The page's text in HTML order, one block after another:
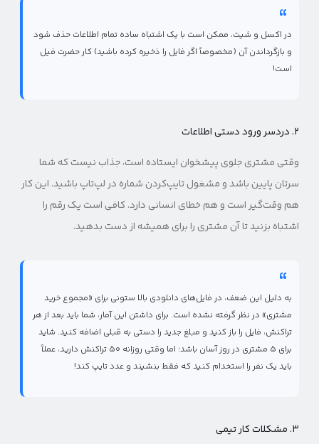
در اکسل و شیت، ممکن است با یک اشتباه ساده تمام اطلاعات حذف شود
و بازگرداندن آن (مخصوصاً اگر فایل را ذخیره کرده باشید) کار حضرت فیل
است!
وقتی مشتری جلوی پیشخوان ایستاده است، جذاب نیست که شما
سرتان پایین باشد و مشغول تایپ‌کردن شماره در لپ‌تاپ باشید. این کار
هم وقت‌گیر است و هم خطای انسانی دارد. کافی است یک رقم را
اشتباه بزنید تا آن مشتری را برای همیشه از دست بدهید.
به دلیل این ضعف، در فایل‌های دانلودی بالا ستونی برای «مجموع خرید
مشتری» در نظر گرفته نشده است. برای داشتن این آمار، شما باید بعد از هر
تراکنش، فایل را باز کنید و مبلغ جدید را دستی به قبلی اضافه کنید. شاید
برای ۵ مشتری در روز آسان باشد؛ اما وقتی روزانه ۵۰ تراکنش دارید، عملاً
باید یک نفر را استخدام کنید که فقط بنشیند و عدد تایپ کند!
۳. مشکلات کار تیمی